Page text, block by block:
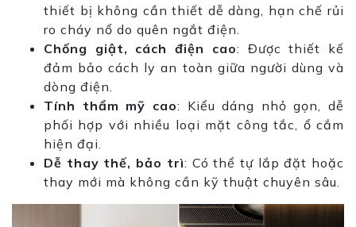
thiết bị không cần thiết dễ dàng, hạn chế rủi
ro cháy nổ do quên ngắt điện.
Chống giật, cách điện cao: Được thiết kế
đảm bảo cách ly an toàn giữa người dùng và
dòng điện.
Tính thẩm mỹ cao: Kiểu dáng nhỏ gọn, dễ
phối hợp với nhiều loại mặt công tắc, ổ cắm
hiện đại.
Dễ thay thế, bảo trì: Có thể tự lắp đặt hoặc
thay mới mà không cần kỹ thuật chuyên sâu.